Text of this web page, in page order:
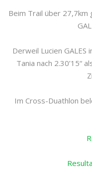
Beim Trail über 27,7km
Derweil Lucien GALES
Tania nach 2.30’15“
Im Cross-Duathlon